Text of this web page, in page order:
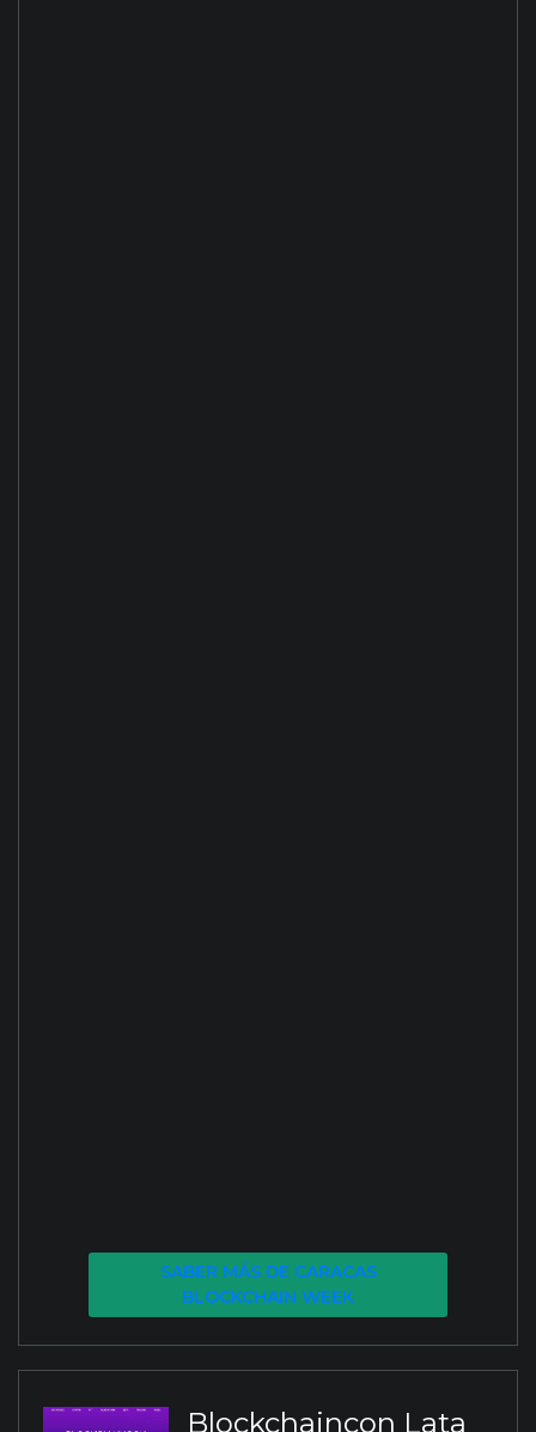
SABER MÁS DE CARACAS
BLOCKCHAIN WEEK
Blockchaincon Lata